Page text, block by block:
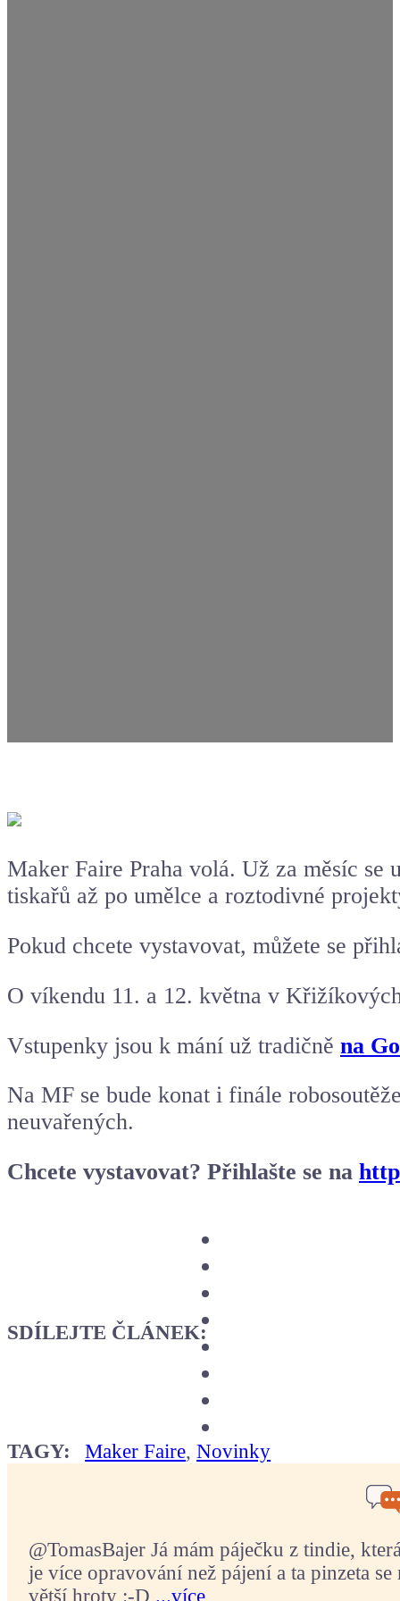
Maker Faire Praha volá. Už za měsíc se
tiskařů až po umělce a roztodivné
Pokud chcete vystavovat, můžete se
O víkendu 11. a 12. května v
Vstupenky jsou k mání už tradičně na
Na MF se bude konat i finále
neuvařených.
Chcete vystavovat? Přihlašte se na
SDÍLEJTE ČLÁNEK:
TAGY: Maker Faire,Novinky
@TomasBajer Já mám páječku z tindie,
je více opravování než pájení a ta pinzeta
větší hroty :-D ...více